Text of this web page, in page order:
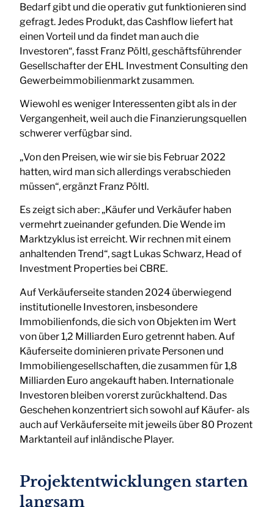
Bedarf gibt und die operativ gut funktionieren sind
gefragt. Jedes Produkt, das Cashflow liefert hat
einen Vorteil und da findet man auch die
Investoren“, fasst Franz Pöltl, geschäftsführender
Gesellschafter der EHL Investment Consulting den
Gewerbeimmobilienmarkt zusammen.
Wiewohl es weniger Interessenten gibt als in der
Vergangenheit, weil auch die Finanzierungsquellen
schwerer verfügbar sind.
„Von den Preisen, wie wir sie bis Februar 2022
hatten, wird man sich allerdings verabschieden
müssen“, ergänzt Franz Pöltl.
Es zeigt sich aber: „Käufer und Verkäufer haben
vermehrt zueinander gefunden. Die Wende im
Marktzyklus ist erreicht. Wir rechnen mit einem
anhaltenden Trend“, sagt Lukas Schwarz, Head of
Investment Properties bei CBRE.
Auf Verkäuferseite standen 2024 überwiegend
institutionelle Investoren, insbesondere
Immobilienfonds, die sich von Objekten im Wert
von über 1,2 Milliarden Euro getrennt haben. Auf
Käuferseite dominieren private Personen und
Immobiliengesellschaften, die zusammen für 1,8
Milliarden Euro angekauft haben. Internationale
Investoren bleiben vorerst zurückhaltend. Das
Geschehen konzentriert sich sowohl auf Käufer- als
auch auf Verkäuferseite mit jeweils über 80 Prozent
Marktanteil auf inländische Player.
Projektentwicklungen starten
langsam